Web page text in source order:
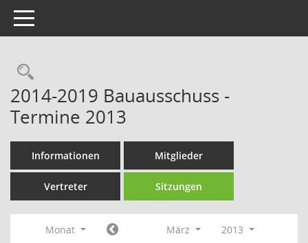
Toggle navigation
Rechercheauswahl
2014-2019 Bauausschuss -
Termine 2013
Informationen Mitglieder
Vertreter Sitzungen
Monat März
2013